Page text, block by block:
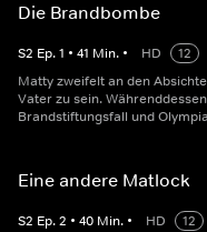
Die Brandbombe
S2 Ep.1 • 41 Min. • HD
12
Matty zweifelt an den
Vater zu sein.
Brandstiftungsfall und
Eine andere Matlock
S2 Ep.2 • 40 Min. • HD
12